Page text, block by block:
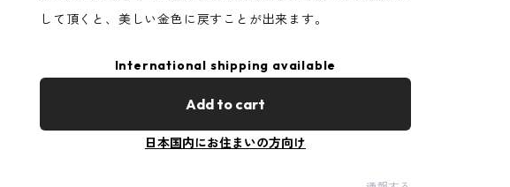
して頂くと、美しい金色に戻すことが出来ます。
International shipping available
Add to cart
日本国内にお住まいの方向け